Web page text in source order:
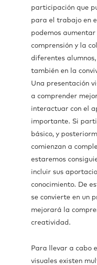
participación que
para el trabajo en
podemos
comprensión y la
diferentes
también en la
Una presentación
a comprender
interactuar con el
importante. Si
básico, y
comienzan a
estaremos
incluir sus
conocimiento. De
se convierte en un
mejorará la
creatividad.
Para llevar a cabo
visuales existen